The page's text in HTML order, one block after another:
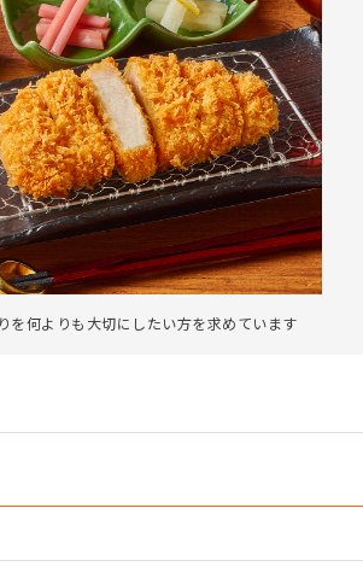
を何よりも大切にしたい方を求めています